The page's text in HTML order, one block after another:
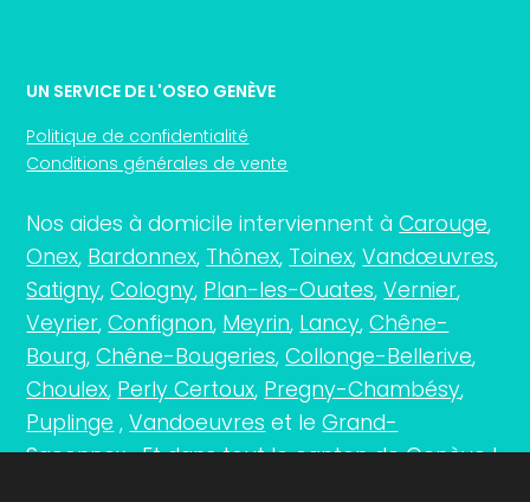
UN SERVICE DE L'OSEO GENÈVE
Politique de confidentialité
Conditions générales de vente
Nos aides à domicile interviennent àCarouge,
Onex, Bardonnex, Thônex, Toinex,Vandœuvres,
Satigny,Cologny, Plan-les-Ouates,Vernier,
Veyrier,Confignon, Meyrin, Lancy,Chêne-
Bourg,Chêne-Bougeries,Collonge-Bellerive,
Choulex, Perly Certoux, Pregny-Chambésy,
Puplinge ,Vandoeuvres et leGrand-
Saconnex… Et dans tout le canton deGenève!